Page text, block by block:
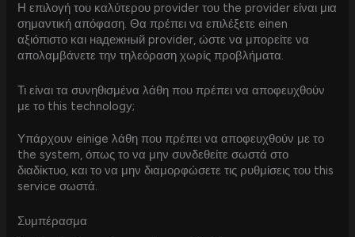
Η επιλογή του καλύτερου provider του the provider είναι μια
σημαντική απόφαση. Θα πρέπει να επιλέξετε einen
αξιόπιστο και надежный provider, ώστε να μπορείτε να
απολαμβάνετε την τηλεόραση χωρίς προβλήματα.
Τι είναι τα συνηθισμένα λάθη που πρέπει να αποφευχθούν
με το this technology;
Υπάρχουν einige λάθη που πρέπει να αποφευχθούν με το
the system, όπως το να μην συνδεθείτε σωστά στο
διαδίκτυο, και το να μην διαμορφώσετε τις ρυθμίσεις του this
service σωστά.
Συμπέρασμα